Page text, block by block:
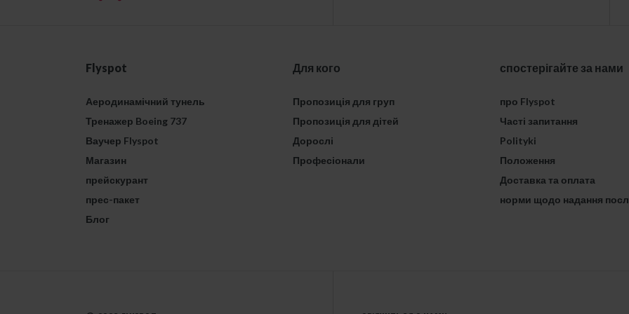
Flyspot
Аеродинамічний тунель
Тренажер Boeing 737
Ваучер Flyspot
Магазин
прейскурант
прес-пакет
Блог
Для кого
Пропозиція для груп
Пропозиція для дітей
Дорослі
Професіонали
спостерігайте за нами
про Flyspot
Часті запитання
Polityki
Положення
Доставка та оплата
норми щодо надання